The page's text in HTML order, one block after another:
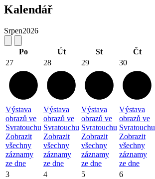
Kalendář
Srpen2026
Po Út St Čt
27
Výstava
obrazů ve
Svratouchu
Zobrazit
všechny
záznamy
ze dne
28
Výstava
obrazů ve
Svratouchu
Zobrazit
všechny
záznamy
ze dne
29
Výstava
obrazů ve
Svratouchu
Zobrazit
všechny
záznamy
ze dne
30
Výstava
obrazů ve
Svratouchu
Zobrazit
všechny
záznamy
ze dne
3 4 5 6